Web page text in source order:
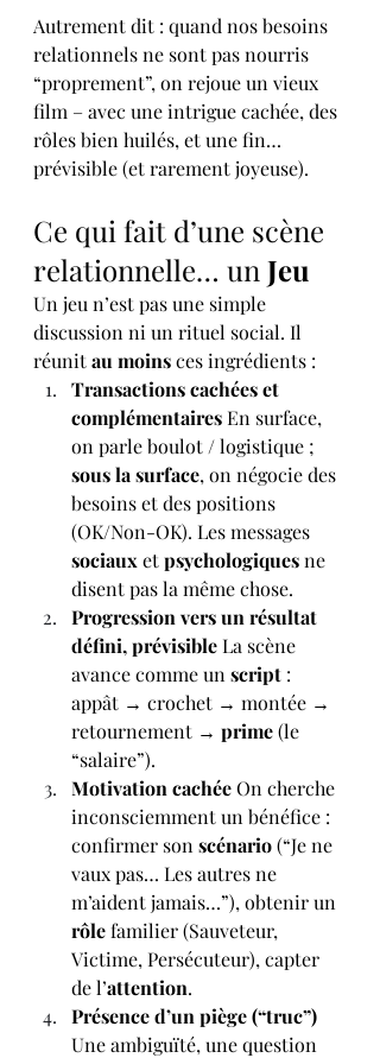
Autrement dit : quand nos besoins
relationnels ne sont pas nourris
“proprement”, on rejoue un vieux
film – avec une intrigue cachée, des
rôles bien huilés, et une fin…
prévisible (et rarement joyeuse).
Ce qui fait d’une scène
relationnelle… un Jeu
Un jeu n’est pas une simple
discussion ni un rituel social. Il
réunit au moins ces ingrédients :
Transactions cachées et
complémentaires En surface,
on parle boulot / logistique ;
sous la surface, on négocie des
besoins et des positions
(OK/Non-OK). Les messages
sociaux et psychologiques ne
disent pas la même chose.
Progression vers un résultat
défini, prévisible La scène
avance comme un script :
appât → crochet → montée →
retournement → prime (le
“salaire”).
Motivation cachée On cherche
inconsciemment un bénéfice :
confirmer son scénario (“Je ne
vaux pas… Les autres ne
m’aident jamais…”), obtenir un
rôle familier (Sauveteur,
Victime, Persécuteur), capter
de l’attention.
Présence d’un piège (“truc”)
Une ambiguïté, une question